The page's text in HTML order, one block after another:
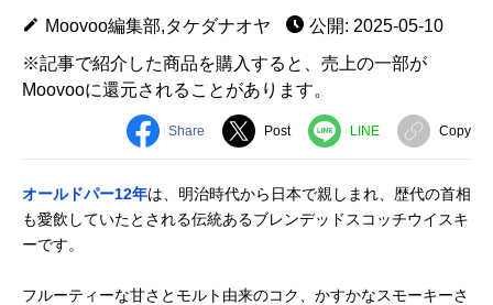
Moovoo編集部,タケダナオヤ
公開: 2025-05-10
※記事で紹介した商品を購入すると、売上の一部が
Moovooに還元されることがあります。
Share Post LINE Copy
オールドパー12年は、明治時代から日本で親しまれ、歴代の首相
も愛飲していたとされる伝統あるブレンデッドスコッチウイスキ
ーです。
フルーティーな甘さとモルト由来のコク、かすかなスモーキーさ